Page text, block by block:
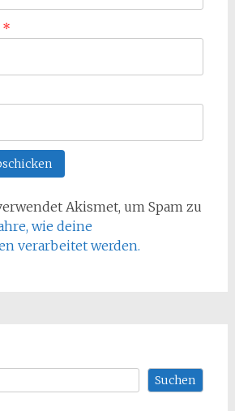
*
Akismet, um Spam zu
wie deine
verarbeitet werden.
Suchen